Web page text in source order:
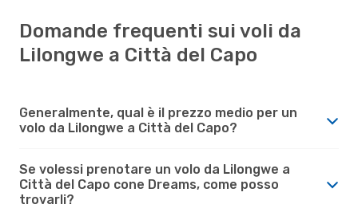
Domande frequenti sui voli da
Lilongwe a Città del Capo
Generalmente, qual è il prezzo medio per un
volo da Lilongwe a Città del Capo?
Se volessi prenotare un volo da Lilongwe a
Città del Capo cone Dreams, come posso
trovarli?